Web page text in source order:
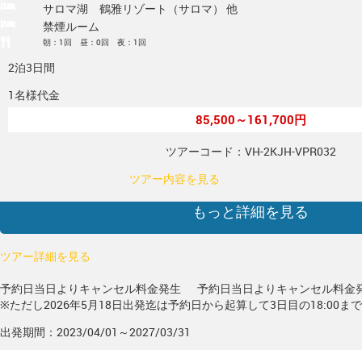
サロマ湖 鶴雅リゾート（サロマ） 他
禁煙ルーム
朝：1回 昼：0回 夜：1回
2泊3日間
1名様代金
85,500～161,700円
ツアーコード：VH-2KJH-VPR032
ツアー内容を見る
もっと詳細を見る
ツアー詳細を見る
予約日当日よりキャンセル料金発生
予約日当日よりキャンセル料金
※ただし2026年5月18日出発迄は予約日から起算して3日目の18:00ま
出発期間：2023/04/01～2027/03/31